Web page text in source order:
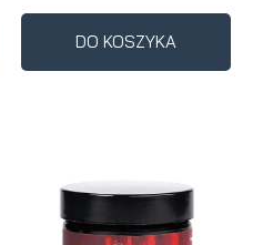
DO KOSZYKA